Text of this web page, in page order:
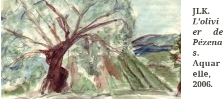
JLK.
L'olivi
er de
Pézena
s.
Aquar
elle,
2006.